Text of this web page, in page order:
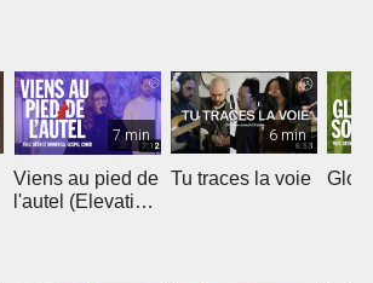
7 min
Viens au pied de
l'autel (Elevation
6 min
Tu traces la voie